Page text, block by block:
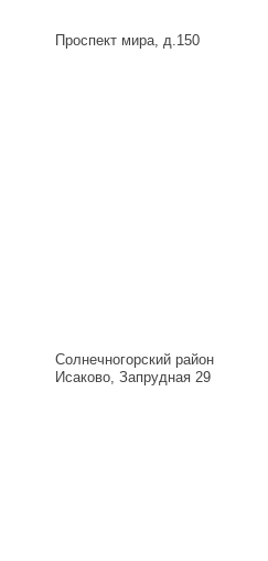
Проспект мира, д.150
Солнечногорский район
Исаково, Запрудная 29